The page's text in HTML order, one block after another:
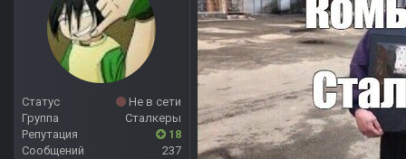
Статус
Не в сети
Группа
Сталкеры
Репутация
18
Сообщений
237